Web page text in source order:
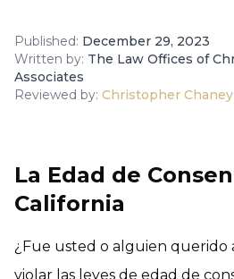
Published: December 29, 2023
Written by: The Law Offices of
Associates
Reviewed by: Christopher Chaney
La Edad de
California
¿Fue usted o alguien querido
violar las leyes de edad de